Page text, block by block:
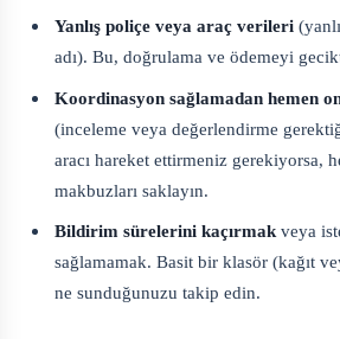
Yanlış poliçe veya araç verileri
adı). Bu, doğrulama ve ödemeyi
Koordinasyon sağlamadan hemen
(inceleme veya değerlendirme
aracı hareket ettirmeniz gerekiyorsa,
makbuzları saklayın.
Bildirim sürelerini kaçırmak veya
sağlamamak. Basit bir klasör (kağıt
ne sunduğunuzu takip edin.